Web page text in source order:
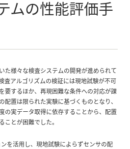
ムの性能評価手
た様々な検査システムの開発が進められて
査アルゴリズムの検証には現地試験が不可
要するほか、再現困難な条件への対応が課
配置は限られた実験に基づくものとなり、
の実データ取得に依存することから、配置
ことが困難でした。
を活用し、現地試験によらずセンサの配